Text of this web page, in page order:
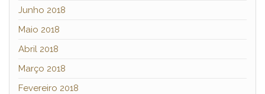
Junho 2018
Maio 2018
Abril 2018
Março 2018
Fevereiro 2018